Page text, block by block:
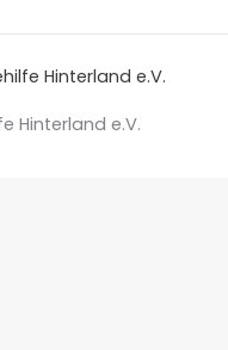
Hinterland e.V.
Hinterland e.V.